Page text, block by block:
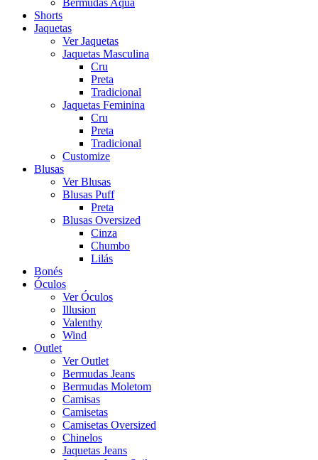
Bermudas Aqua
Shorts
Jaquetas
Ver Jaquetas
Jaquetas Masculina
Cru
Preta
Tradicional
Jaquetas Feminina
Cru
Preta
Tradicional
Customize
Blusas
Ver Blusas
Blusas Puff
Preta
Blusas Oversized
Cinza
Chumbo
Lilás
Bonés
Óculos
Ver Óculos
Illusion
Valenthy
Wind
Outlet
Ver Outlet
Bermudas Jeans
Bermudas Moletom
Camisas
Camisetas
Camisetas Oversized
Chinelos
Jaquetas Jeans